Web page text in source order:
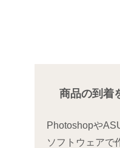
商品の到着
Photoshopや
ソフトウェアで